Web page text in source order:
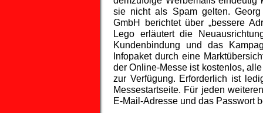
sie nicht als Spam gelten.
GmbH berichtet über „bessere
Lego erläutert die
Kundenbindung und das
Infopaket durch eine
der Online-Messe ist kostenlos,
zur Verfügung. Erforderlich ist
Messestartseite. Für jeden
E-Mail-Adresse und das Passwort